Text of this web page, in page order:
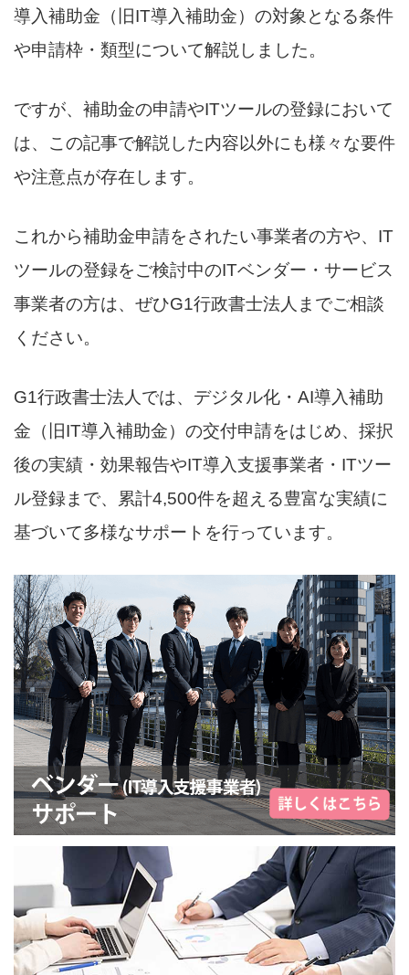
導入補助金（旧IT導入補助金）の対象となる条件
や申請枠・類型について解説しました。
ですが、補助金の申請やITツールの登録において
は、この記事で解説した内容以外にも様々な要件
や注意点が存在します。
これから補助金申請をされたい事業者の方や、IT
ツールの登録をご検討中のITベンダー・サービス
事業者の方は、ぜひG1行政書士法人までご相談
ください。
G1行政書士法人では、デジタル化・AI導入補助
金（旧IT導入補助金）の交付申請をはじめ、採択
後の実績・効果報告やIT導入支援事業者・ITツー
ル登録まで、累計4,500件を超える豊富な実績に
基づいて多様なサポートを行っています。